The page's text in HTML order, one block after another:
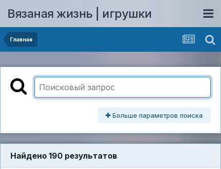
Вязаная жизнь | игрушки
Главная
Больше параметров поиска
Найдено 190 результатов